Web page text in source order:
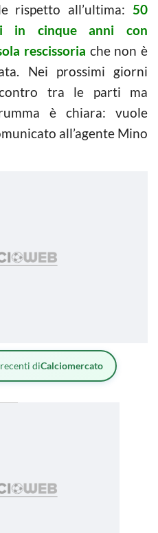
rispetto all’ultima: 50
in cinque anni con
rescissoria che non è
Nei prossimi giorni
tra le parti ma
è chiara: vuole
all’agente Mino
diCalciomercato